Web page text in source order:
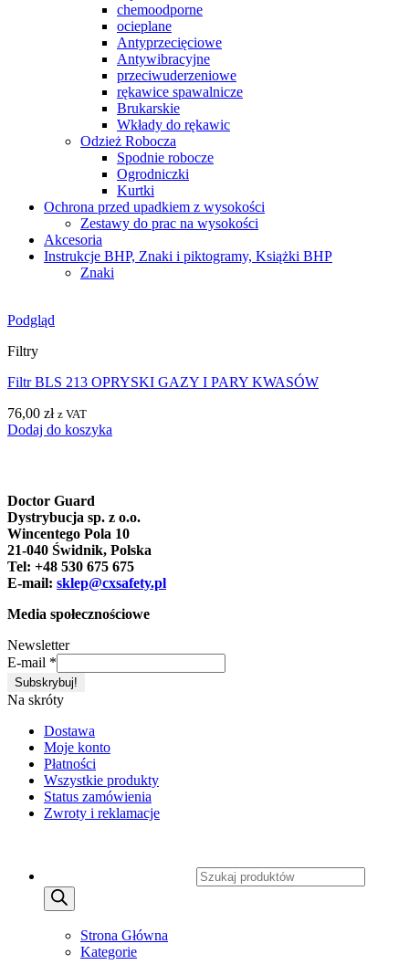
chemoodporne
ocieplane
Antyprzecięciowe
Antywibracyjne
przeciwuderzeniowe
rękawice spawalnicze
Brukarskie
Wkłady do rękawic
Odzież Robocza
Spodnie robocze
Ogrodniczki
Kurtki
Ochrona przed upadkiem z wysokości
Zestawy do prac na wysokości
Akcesoria
Instrukcje BHP, Znaki i piktogramy, Książki BHP
Znaki
Podgląd
Filtry
Filtr BLS 213 OPRYSKI GAZY I PARY KWASÓW
76,00 zł z VAT
Dodaj do koszyka
Doctor Guard
Dystrybucja sp. z o.o.
Wincentego Pola 10
21-040 Świdnik, Polska
Tel: +48 530 675 675
E-mail: sklep@cxsafety.pl
Media społecznościowe
Newsletter
E-mail *
Na skróty
Dostawa
Moje konto
Płatności
Wszystkie produkty
Status zamówienia
Zwroty i reklamacje
Strona Główna
Kategorie